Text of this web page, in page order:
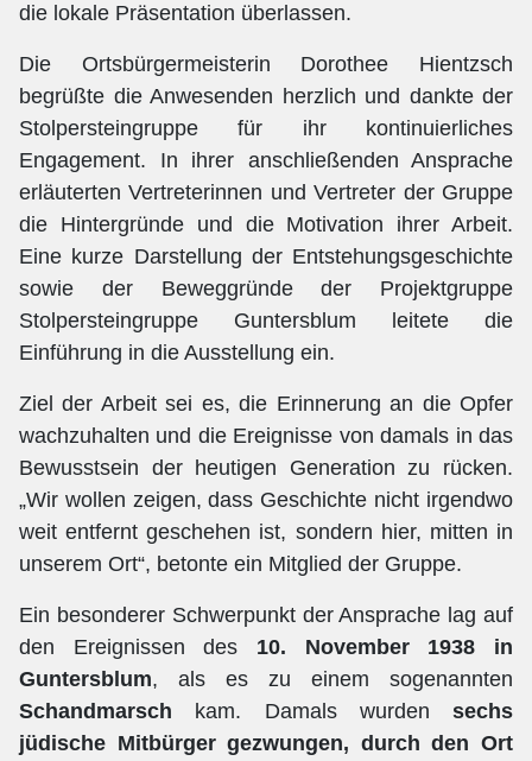
die lokale Präsentation überlassen.
Die Ortsbürgermeisterin Dorothee Hientzsch
begrüßte die Anwesenden herzlich und dankte der
Stolpersteingruppe für ihr kontinuierliches
Engagement. In ihrer anschließenden Ansprache
erläuterten Vertreterinnen und Vertreter der Gruppe
die Hintergründe und die Motivation ihrer Arbeit.
Eine kurze Darstellung der Entstehungsgeschichte
sowie der Beweggründe der Projektgruppe
Stolpersteingruppe Guntersblum leitete die
Einführung in die Ausstellung ein.
Ziel der Arbeit sei es, die Erinnerung an die Opfer
wachzuhalten und die Ereignisse von damals in das
Bewusstsein der heutigen Generation zu rücken.
„Wir wollen zeigen, dass Geschichte nicht irgendwo
weit entfernt geschehen ist, sondern hier, mitten in
unserem Ort“, betonte ein Mitglied der Gruppe.
Ein besonderer Schwerpunkt der Ansprache lag auf
den Ereignissen des 10. November 1938 in
Guntersblum, als es zu einem sogenannten
Schandmarsch kam. Damals wurden sechs
jüdische Mitbürger gezwungen, durch den Ort